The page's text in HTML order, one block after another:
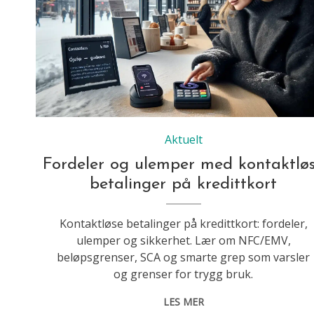
Aktuelt
Fordeler og ulemper med
betalinger på kredittkort
Kontaktløse betalinger på kredittkort: fordeler,
ulemper og sikkerhet. Lær om NFC/EMV,
beløpsgrenser, SCA og smarte grep som varsler
og grenser for trygg bruk.
LES MER